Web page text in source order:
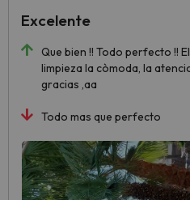
Que bien !! Todo perfecto !!
limpieza la còmoda, la
gracias ,aa
Todo mas que perfecto
Excelente